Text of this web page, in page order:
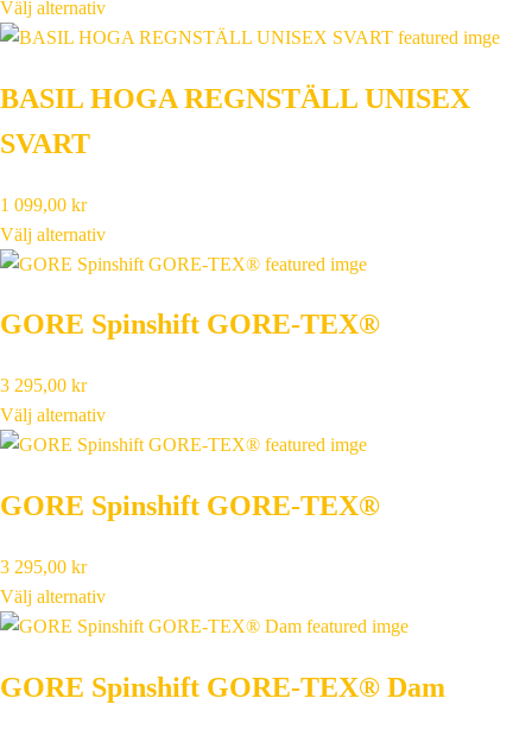
ursprungliga
priset
3
priset
2
Välj alternativ
BASIL HOGA REGNSTÄLL UNISEX
SVART
1 099,00 kr
Välj alternativ
GORE Spinshift GORE-TEX®
3 295,00 kr
Välj alternativ
GORE Spinshift GORE-TEX®
3 295,00 kr
Välj alternativ
GORE Spinshift GORE-TEX® Dam